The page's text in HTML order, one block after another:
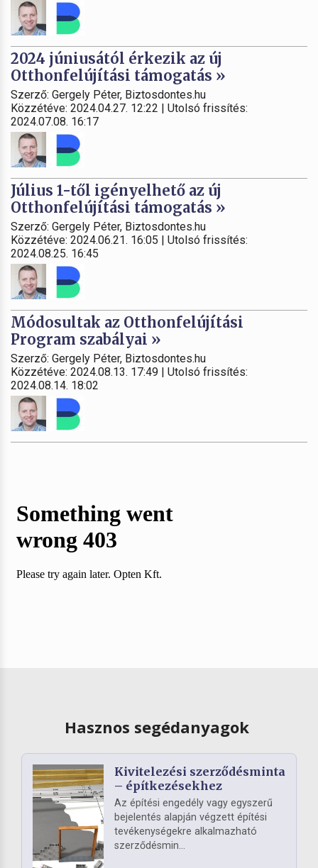
2024 júniusától érkezik az új
Otthonfelújítási támogatás »
Szerző: Gergely Péter, Biztosdontes.hu
Közzétéve: 2024.04.27. 12:22 | Utolsó frissítés:
2024.07.08. 16:17
Július 1-től igényelhető az új
Otthonfelújítási támogatás »
Szerző: Gergely Péter, Biztosdontes.hu
Közzétéve: 2024.06.21. 16:05 | Utolsó frissítés:
2024.08.25. 16:45
Módosultak az Otthonfelújítási
Program szabályai »
Szerző: Gergely Péter, Biztosdontes.hu
Közzétéve: 2024.08.13. 17:49 | Utolsó frissítés:
2024.08.14. 18:02
Hasznos segédanyagok
Kivitelezési szerződésminta
– építkezésekhez
Az építési engedély vagy egyszerű
bejelentés alapján végzett építési
tevékenységekre alkalmazható
szerződésmin...